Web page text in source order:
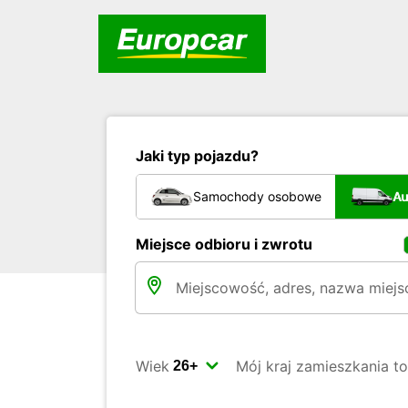
Jaki typ pojazdu?
Samochody osobowe
Miejsce odbioru i zwrotu
Wiek Mój kraj zamieszkania to